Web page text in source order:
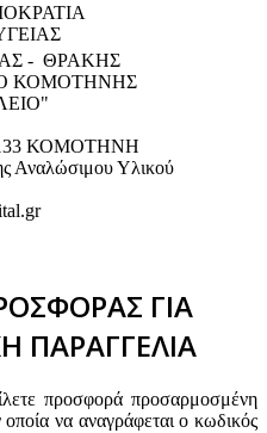
- ΘΡΑΚΗΣ
ΚΟΜΟΤΗΝΗΣ
ΚΟΜΟΤΗΝΗ
Αναλώσιμου Υλικού
ΓΙΑ
ΠΑΡΑΓΓΕΛΙΑ
προσφορά προσαρμοσμένη
οποία να αναγράφεται ο κωδικός